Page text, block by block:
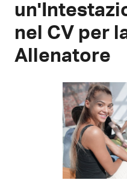
nel CV per
Allenatore